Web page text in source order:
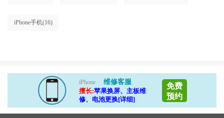
iPhone手机(16)
iPhone
维修客服
擅长:苹果换屏、主板维
修、电池更换[详细]
免费
预约